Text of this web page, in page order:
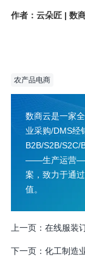
作者：云朵匠 | 数
农产品电商
数商云是一家
业采购/DMS经
B2B/S2B/S2C/
——生产运营——
案，致力于通
值。
上一页： 在线服装
下一页： 化工制造